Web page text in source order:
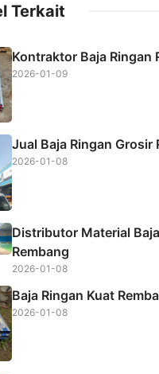
t
e
t
A
Terkait
Kontraktor Baja Ringan
2026-01-09
Jual Baja Ringan Grosir
2026-01-08
Distributor Material
Rembang
2026-01-08
Baja Ringan Kuat
2026-01-08